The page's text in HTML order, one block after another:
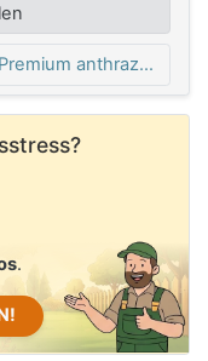
anthrazitgrau
.